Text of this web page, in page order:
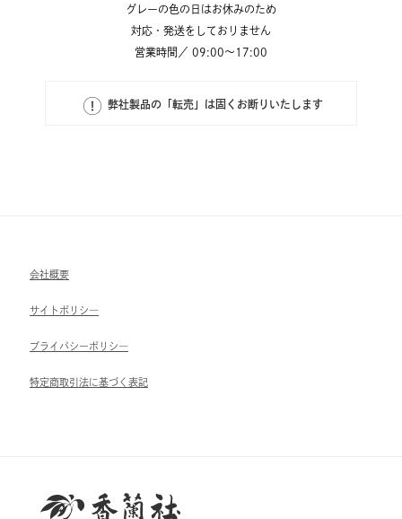
グレーの色の日はお休みのため
対応・発送をしておりません
営業時間／ 09:00～17:00
弊社製品の「転売」は固くお断りいたします
会社概要
サイトポリシ―
ブライパシーポリシ―
特定商取引法に基づく表記